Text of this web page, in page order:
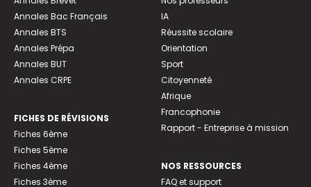
Annales Bac Français
Annales BTS
Annales Prépa
Annales BUT
Annales CRPE
FICHES DE RÉVISIONS
Fiches 6ème
Fiches 5ème
Fiches 4ème
Fiches 3ème
IA
Réussite scolaire
Orientation
Sport
Citoyenneté
Afrique
Francophonie
Rapport - Entreprise à mission
NOS RESSOURCES
FAQ et support